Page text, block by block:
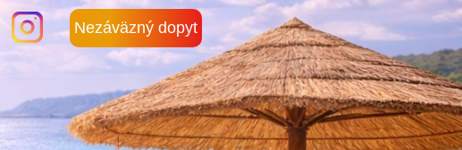
Nezáväzný dopyt